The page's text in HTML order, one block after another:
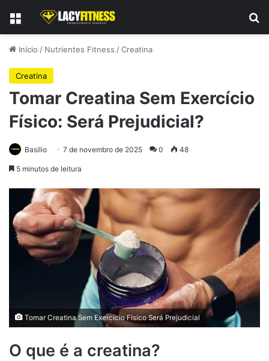
Menu
Início / Nutrientes Fitness /Creatina
Creatina
Tomar Creatina Sem Exercício
Físico: Será Prejudicial?
Basilio 7 de novembro de 2025 0 48
5 minutos de leitura
Tomar Creatina Sem Exercício Físico Será Prejudicial
O que é a creatina?